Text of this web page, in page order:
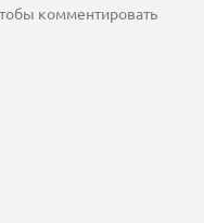
комментировать